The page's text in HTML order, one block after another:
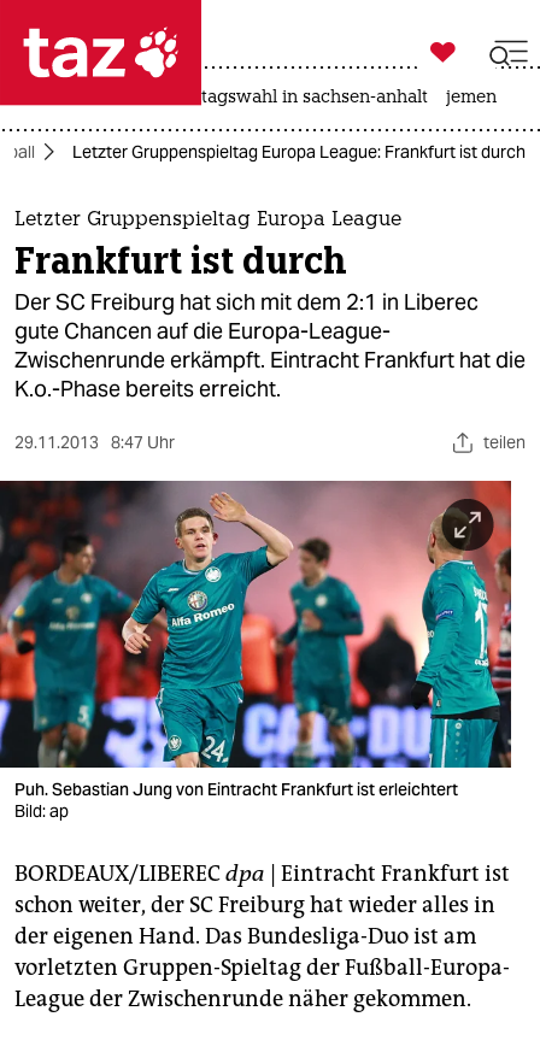
 taz zahl ich
taz zahl ich
themen
politik
öko
gesellschaft
kultur
sport
berlin
nord
wahrheit
verlag
verlag
veranstaltungen
fragen & hilfe
unterstützen
abo

taz zahl ich
landtagswahl in sachsen-anhalt jemen
Letzter Gruppenspieltag Europa League: Frankfurt ist durch
Letzter Gruppenspieltag Europa League
Frankfurt ist durch
Der SC Freiburg hat sich mit dem 2:1 in Liberec
gute Chancen auf die Europa-League-
Zwischenrunde erkämpft. Eintracht Frankfurt hat die
K.o.-Phase bereits erreicht.
29.11.2013 8:47 Uhr teilen
Puh. Sebastian Jung von Eintracht Frankfurt ist erleichtert
Bild: ap
BORDEAUX/LIBERECdpa | Eintracht Frankfurt ist
schon weiter, der SC Freiburg hat wieder alles in
der eigenen Hand. Das Bundesliga-Duo ist am
vorletzten Gruppen-Spieltag der Fußball-Europa-
League der Zwischenrunde näher gekommen.